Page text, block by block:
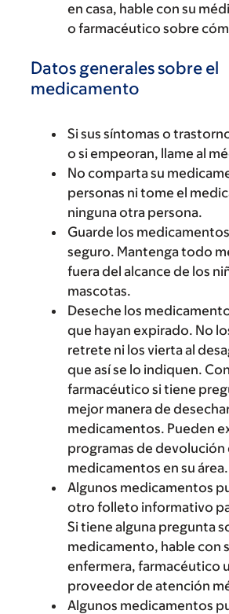
en casa, hable con su
o farmacéutico sobre
Datos generales sobre el
medicamento
Si sus síntomas o
o si empeoran, llame al
No comparta su
personas ni tome el
ninguna otra persona.
Guarde los
seguro. Mantenga todo
fuera del alcance de los
mascotas.
Deseche los
que hayan expirado. No
retrete ni los vierta al
que así se lo indiquen.
farmacéutico si tiene
mejor manera de
medicamentos. Pueden
programas de devolución
medicamentos en su área.
Algunos medicamentos
otro folleto informativo
Si tiene alguna pregunta
medicamento, hable con
enfermera, farmacéutico
proveedor de atención
Algunos medicamentos